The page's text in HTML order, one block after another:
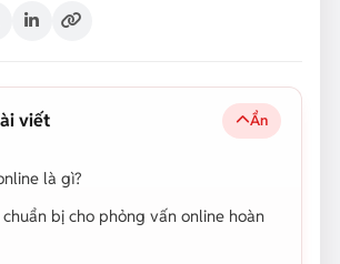
viết Ẩn
là gì?
chuẩn bị cho phỏng vấn online hoàn